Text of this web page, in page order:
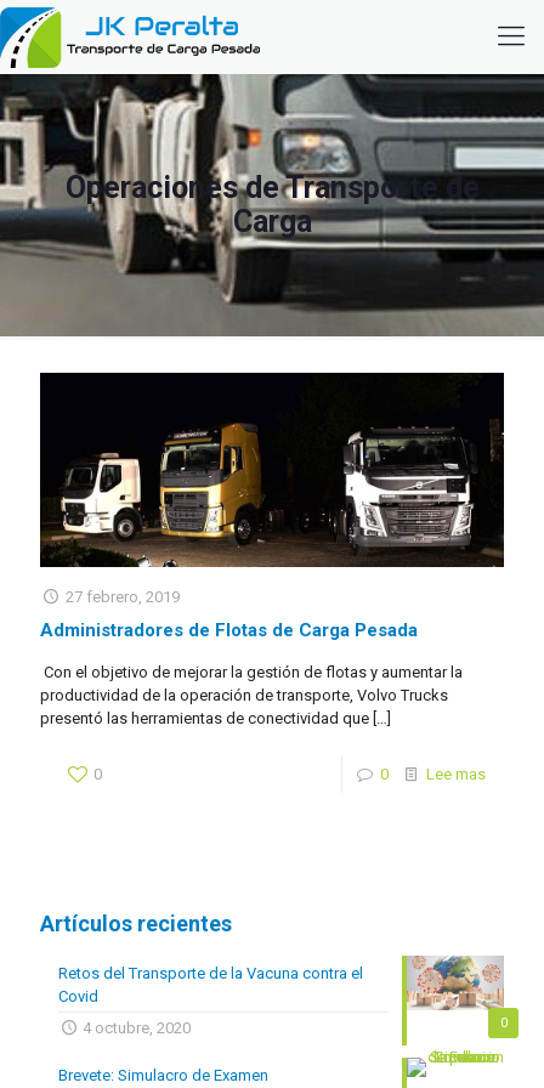
Operaciones de Transporte de
Carga
27 febrero, 2019
Administradores de Flotas de Carga Pesada
Con el objetivo de mejorar la gestión de flotas y aumentar la
productividad de la operación de transporte, Volvo Trucks
presentó las herramientas de conectividad que
0 0 Lee mas
Artículos recientes
0
Retos del Transporte de la Vacuna contra el
Covid
4 octubre, 2020
Brevete: Simulacro de Examen